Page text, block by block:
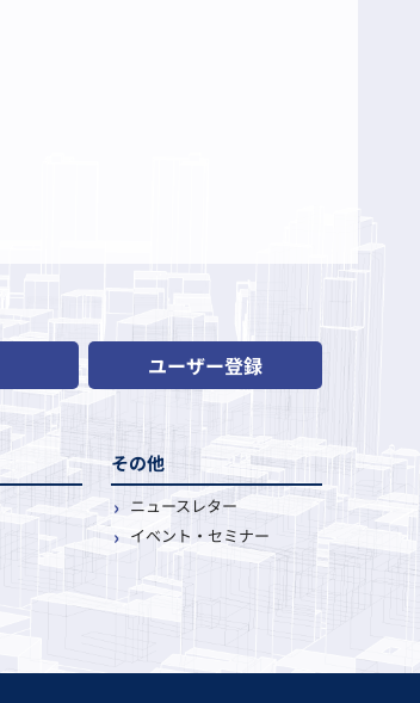
ユーザー登録
その他
ニュースレター
イベント・セミナー